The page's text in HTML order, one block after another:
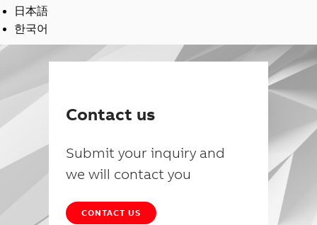
日本語
한국어
Contact us
Submit your inquiry and
we will contact you
CONTACT US